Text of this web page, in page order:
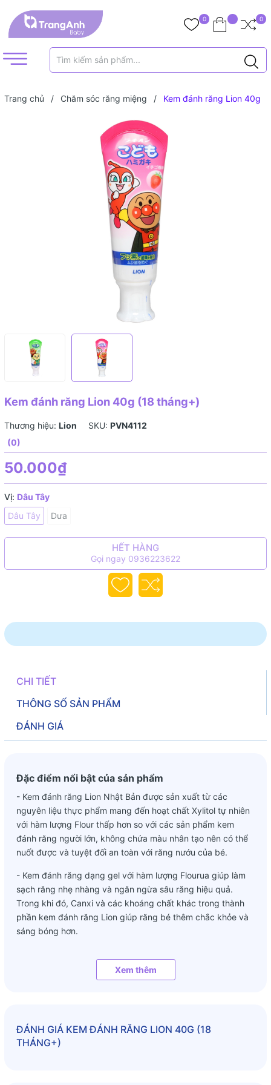
0 0
Trang chủ / Chăm sóc răng miệng /
Kem đánh răng Lion 40g
Kem đánh răng Lion 40g (18 tháng+)
Thương hiệu: Lion SKU: PVN4112
(0)
50.000₫
Vị: Dâu Tây
Dâu Tây
Dưa
HẾT HÀNG
Gọi ngay 0936223622
CHI TIẾT
THÔNG SỐ SẢN PHẨM
ĐÁNH GIÁ
Đặc điểm nổi bật của sản phẩm
- Kem đánh răng Lion Nhật Bản được sản xuất từ các
nguyên liệu thực phẩm mang đến hoạt chất Xylitol tự nhiên
với hàm lượng Flour thấp hơn so với các sản phẩm kem
đánh răng người lớn, không chứa màu nhân tạo nên có thể
nuốt được và tuyệt đối an toàn với răng nướu của bé.
- Kem đánh răng dạng gel với hàm lượng Flourua giúp làm
sạch răng nhẹ nhàng và ngăn ngừa sâu răng hiệu quả.
Trong khi đó, Canxi và các khoáng chất khác trong thành
phần kem đánh răng Lion giúp răng bé thêm chắc khỏe và
sáng bóng hơn.
giác ngọt dịu và hơi thở thơm mát cho bé sau mỗi lần đánh
răng, từ đó bé sẽ thích thú hơn và nhanh chóng hình thành
với trọng lượng 40g.
Xem thêm
ĐÁNH GIÁ KEM ĐÁNH RĂNG LION 40G (18
THÁNG+)